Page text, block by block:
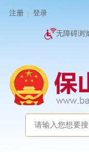
注册 登录
无障碍浏